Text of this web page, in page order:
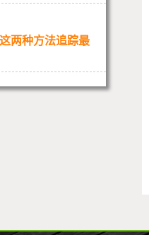
两种方法追踪最